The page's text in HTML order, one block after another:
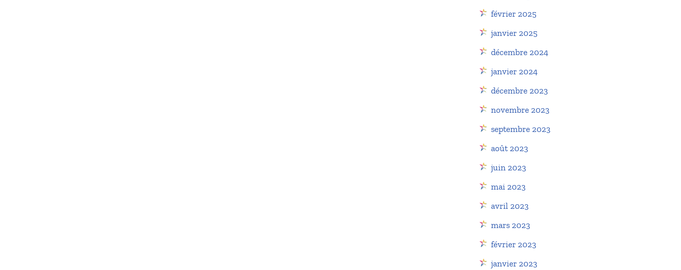
février 2025
janvier 2025
décembre 2024
janvier 2024
décembre 2023
novembre 2023
septembre 2023
août 2023
juin 2023
mai 2023
avril 2023
mars 2023
février 2023
janvier 2023